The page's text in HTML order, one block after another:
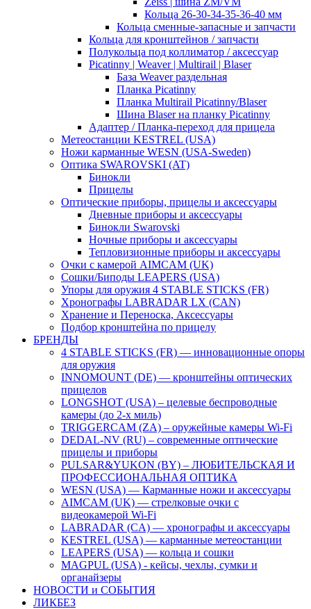
Кольца 26-30-34-35-36-40 мм
Кольца сменные-запасные и запчасти
Кольца для кронштейнов / запчасти
Полукольца под коллиматор / аксессуар
Picatinny | Weaver | Multirail | Blaser
База Weaver раздельная
Планка Picatinny
Планка Multirail Picatinny/Blaser
Шина Blaser на планку Picatinny
Адаптер / Планка-переход для прицела
Метеостанции KESTREL (USA)
Ножи карманные WESN (USA-Sweden)
Оптика SWAROVSKI (AT)
Бинокли
Прицелы
Оптические приборы, прицелы и аксессуары
Дневные приборы и аксессуары
Бинокли Swarovski
Ночные приборы и аксессуары
Тепловизионные приборы и аксессуары
Очки с камерой AIMCAM (UK)
Сошки/Биподы LEAPERS (USA)
Упоры для оружия 4 STABLE STICKS (FR)
Хронографы LABRADAR LX (CAN)
Хранение и Переноска, Аксессуары
Подбор кронштейна по прицелу
БРЕНДЫ
4 STABLE STICKS (FR) — инновационные опоры
для оружия
INNOMOUNT (DE) — кронштейны оптических
прицелов
LONGSHOT (USA) – целевые беспроводные
камеры (до 2-х миль)
TRIGGERCAM (ZA) – оружейные камеры Wi-Fi
DEDAL-NV (RU) – современные оптические
прицелы и приборы
PULSAR&YUKON (BY) – ЛЮБИТЕЛЬСКАЯ И
ПРОФЕССИОНАЛЬНАЯ ОПТИКА
WESN (USA) — Карманные ножи и аксессуары
AIMCAM (UK) — стрелковые очки с
видеокамерой Wi-Fi
LABRADAR (CA) — хронографы и аксессуары
KESTREL (USA) — карманные метеостанции
LEAPERS (USA) — кольца и сошки
MAGPUL (USA) - кейсы, чехлы, сумки и
органайзеры
НОВОСТИ и СОБЫТИЯ
ЛИКБЕЗ